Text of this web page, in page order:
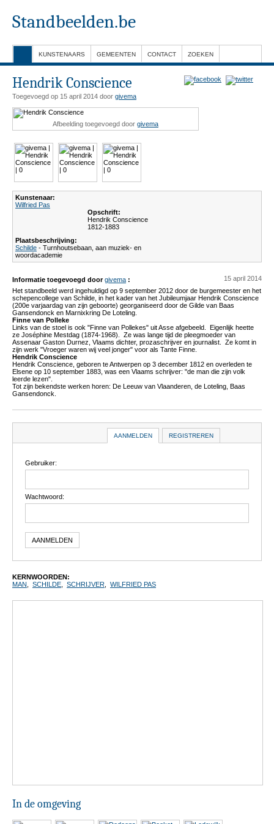
Standbeelden.be
KUNSTENAARS GEMEENTEN CONTACT ZOEKEN
Hendrik Conscience
Toegevoegd op 15 april 2014 door givema
Afbeelding toegevoegd door givema
Kunstenaar:
Wilfried Pas
Opschrift:
Hendrik Conscience
1812-1883
Plaatsbeschrijving:
Schilde - Turnhoutsebaan, aan muziek- en
woordacademie
Informatie toegevoegd doorgivema :
15 april 2014
Het standbeeld werd ingehuldigd op 9 september 2012 door de burgemeester en het
schepencollege van Schilde, in het kader van het Jubileumjaar Hendrik Conscience
(200e varjaardag van zijn geboorte) georganiseerd door de Gilde van Baas
Gansendonck en Marnixkring De Loteling.
Finne van Polleke
Links van de stoel is ook "Finne van Pollekes" uit Asse afgebeeld. Eigenlijk heette
ze Joséphine Mestdag (1874-1968). Ze was lange tijd de pleegmoeder van
Assenaar Gaston Durnez, Vlaams dichter, prozaschrijver en journalist. Ze komt in
zijn werk "Vroeger waren wij veel jonger" voor als Tante Finne.
Hendrik Conscience
Hendrik Conscience, geboren te Antwerpen op 3 december 1812 en overleden te
Elsene op 10 september 1883, was een Vlaams schrijver: "de man die zijn volk
leerde lezen".
Tot zijn bekendste werken horen: De Leeuw van Vlaanderen, de Loteling, Baas
Gansendonck.
AANMELDEN REGISTREREN
Gebruiker:
Wachtwoord:
KERNWOORDEN:
MAN
SCHILDE SCHRIJVER WILFRIED PAS
In de omgeving